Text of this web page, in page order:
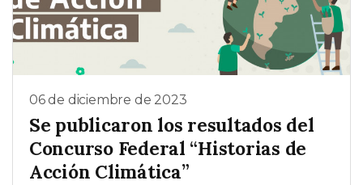
06 de diciembre de 2023
Se publicaron los resultados del
Concurso Federal “Historias de
Acción Climática”